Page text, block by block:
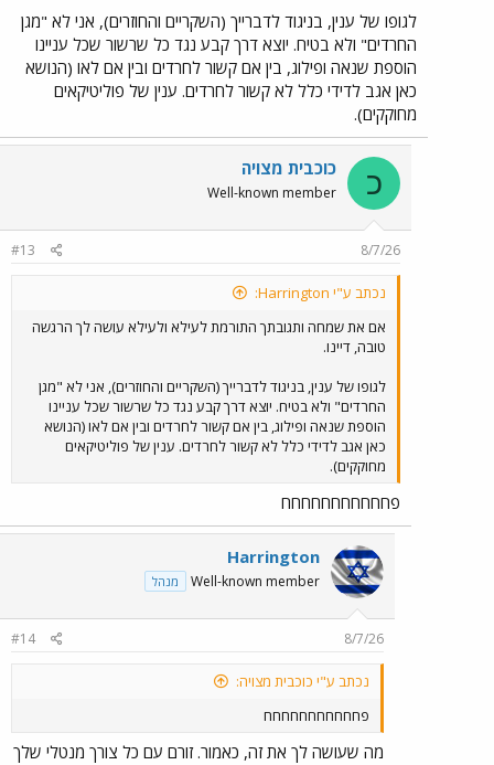
לגופו של ענין, בניגוד לדברייך (השקריים והחוזרים), אני לא "מגן
החרדים" ולא בטיח. יוצא דרך קבע נגד כל שרשור שכל עניינו
הוספת שנאה ופילוג, בין אם קשור לחרדים ובין אם לאו (הנושא
כאן אגב לדידי כלל לא קשור לחרדים. ענין של פוליטיקאים
מחוקקים).
כ כוכבית מצויה
Well-known member
8/7/26
#13
נכתב ע"י Harrington:
אם את שמחה ותגובתך התורמת לעילא ולעילא עושה לך הרגשה
טובה, דיינו.
לגופו של ענין, בניגוד לדברייך (השקריים והחוזרים), אני לא "מגן
החרדים" ולא בטיח. יוצא דרך קבע נגד כל שרשור שכל עניינו
הוספת שנאה ופילוג, בין אם קשור לחרדים ובין אם לאו (הנושא
כאן אגב לדידי כלל לא קשור לחרדים. ענין של פוליטיקאים
מחוקקים).
פחחחחחחחחחחח
Harrington
Well-known member מנהל
8/7/26
#14
נכתב ע"י כוכבית מצויה:
פחחחחחחחחחחח
מה שעושה לך את זה, כאמור. זורם עם כל צורך מנטלי שלך